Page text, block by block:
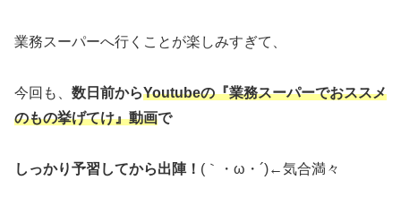
業務スーパーへ行くことが楽しみすぎて、
今回も、 数日前からYoutubeの『業務スーパーでおススメ
のもの挙げてけ』動画で
しっかり予習してから出陣！ (｀・ω・´)←気合満々